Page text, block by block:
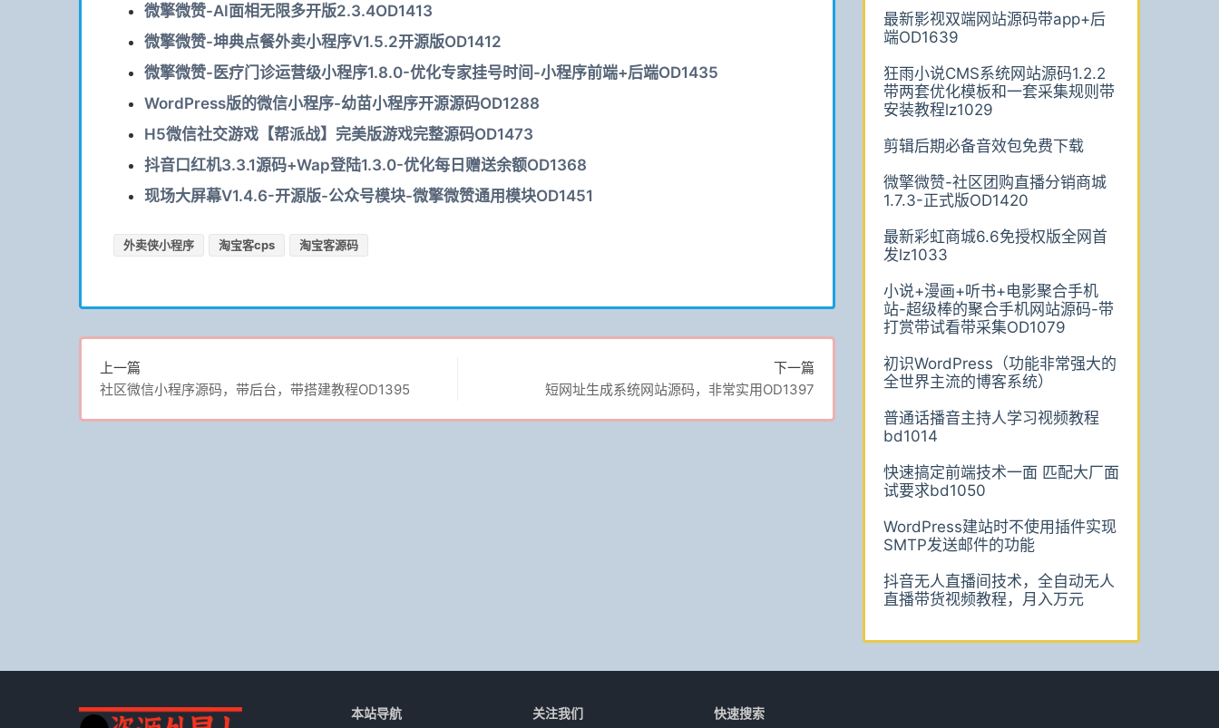
微擎微赞-AI面相无限多开版2.3.4OD1413
微擎微赞-坤典点餐外卖小程序V1.5.2开源版OD1412
微擎微赞-医疗门诊运营级小程序1.8.0-优化专家挂号时间-小程序前端+后端OD1435
WordPress版的微信小程序-幼苗小程序开源源码OD1288
H5微信社交游戏【帮派战】完美版游戏完整源码OD1473
抖音口红机3.3.1源码+Wap登陆1.3.0-优化每日赠送余额OD1368
现场大屏幕V1.4.6-开源版-公众号模块-微擎微赞通用模块OD1451
外卖侠小程序 淘宝客cps 淘宝客源码
上一篇
社区微信小程序源码，带后台，带搭建教程OD1395
下一篇
短网址生成系统网站源码，非常实用OD1397
最新影视双端网站源码带app+后
端OD1639
狂雨小说CMS系统网站源码1.2.2
带两套优化模板和一套采集规则带
安装教程lz1029
剪辑后期必备音效包免费下载
微擎微赞-社区团购直播分销商城
1.7.3-正式版OD1420
最新彩虹商城6.6免授权版全网首
发lz1033
小说+漫画+听书+电影聚合手机
站-超级棒的聚合手机网站源码-带
打赏带试看带采集OD1079
初识WordPress（功能非常强大的
全世界主流的博客系统）
普通话播音主持人学习视频教程
bd1014
快速搞定前端技术一面 匹配大厂面
试要求bd1050
WordPress建站时不使用插件实现
SMTP发送邮件的功能
抖音无人直播间技术，全自动无人
直播带货视频教程，月入万元
本站导航 关注我们 快速搜索